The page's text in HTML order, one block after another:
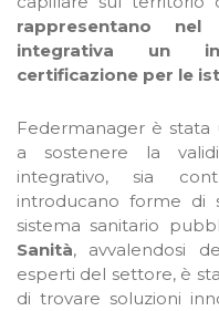
rappresentano
integrativa un
certificazione per le
Federmanager è stata
a sostenere la
integrativo, sia
introducano forme di
sistema sanitario
Sanità, avvalendosi
esperti del settore, è
di trovare soluzioni